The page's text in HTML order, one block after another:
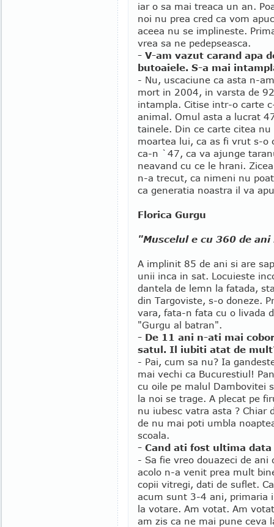
iar o sa mai treaca un an.
noi nu prea cred ca vom
aceea nu se implineste.
vrea sa ne pedepseasca.
- V-am vazut carand apa
butoaiele. S-a mai
- Nu, uscaciune ca asta n-
mort in 2004, in varsta de
intampla. Citise intr-o carte
animal. Omul asta a lucrat
tainele. Din ce carte citea
moartea lui, ca as fi vrut s-o
ca-n `47, ca va ajunge
neavand cu ce le hrani.
n-a trecut, ca nimeni nu
ca generatia noastra il va
Florica Gurgu
"Muscelul e cu 360 de
A implinit 85 de ani si are
unii inca in sat. Locuieste
dantela de lemn la fatada,
din Targoviste, s-o doneze.
vara, fata-n fata cu o livada
"Gurgu al batran".
- De 11 ani n-ati mai
satul. Il iubiti atat de
- Pai, cum sa nu? Ia
mai vechi ca Bucurestiul!
cu oile pe malul Dambovitei
la noi se trage. A plecat pe
nu iubesc vatra asta ? Chiar
de nu mai poti umbla
scoala.
- Cand ati fost ultima
- Sa fie vreo douazeci de
acolo n-a venit prea mult
copii vitregi, dati de suflet.
acum sunt 3-4 ani, primaria
la votare. Am votat. Am
am zis ca ne mai pune ceva